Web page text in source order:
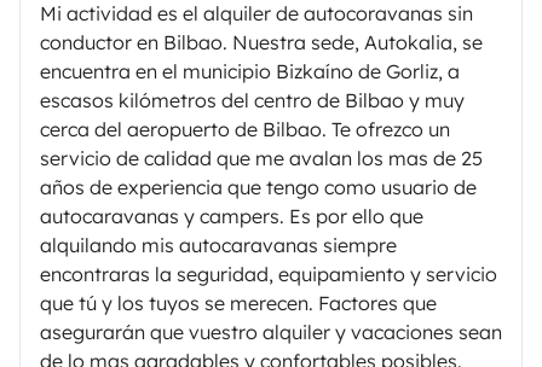
Mi actividad es el alquiler de autocoravanas sin
conductor en Bilbao. Nuestra sede, Autokalia, se
encuentra en el municipio Bizkaíno de Gorliz, a
escasos kilómetros del centro de Bilbao y muy
cerca del aeropuerto de Bilbao. Te ofrezco un
servicio de calidad que me avalan los mas de 25
años de experiencia que tengo como usuario de
autocaravanas y campers. Es por ello que
alquilando mis autocaravanas siempre
encontraras la seguridad, equipamiento y servicio
que tú y los tuyos se merecen. Factores que
asegurarán que vuestro alquiler y vacaciones sean
de lo mas agradables y confortables posibles.